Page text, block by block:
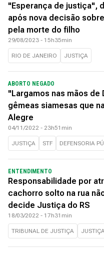
"Esperança de justiça",
após nova decisão
pela morte do filho
29/08/2023 - 15h35min
RIO DE JANEIRO JUSTIÇA
ABORTO NEGADO
"Largamos nas mãos de
gêmeas siamesas que
Alegre
04/11/2022 - 23h51min
JUSTIÇA STF DEFENSORIA
ENTENDIMENTO
Responsabilidade por
cachorro solto na rua
decide Justiça do RS
18/03/2022 - 17h31min
TRIBUNAL DE JUSTIÇA